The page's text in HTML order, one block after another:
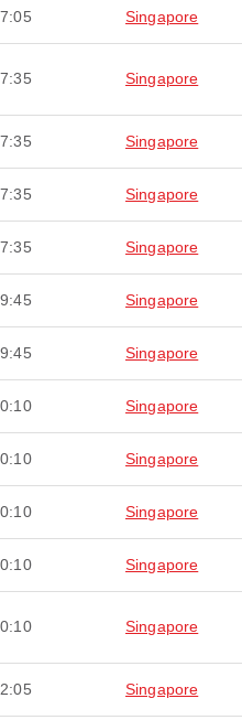
Singapore
Singapore
Singapore
Singapore
Singapore
Singapore
Singapore
Singapore
Singapore
Singapore
Singapore
Singapore
Singapore